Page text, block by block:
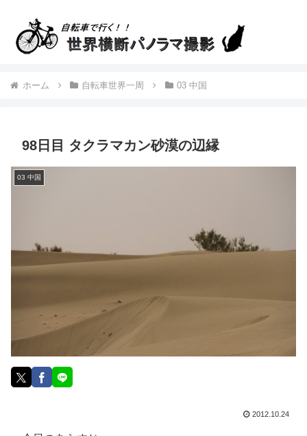
ホーム 自転車世界一周 03 中国
98日目 タクラマカン砂漠の辺縁
03 中国
2012.10.24